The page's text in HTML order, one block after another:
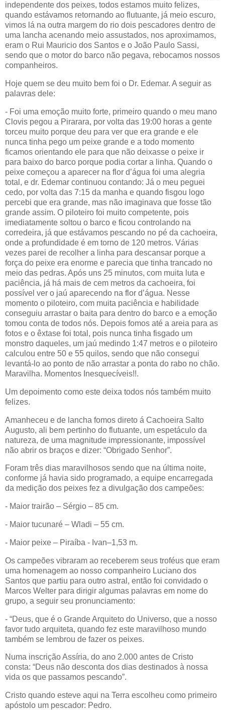
independente dos peixes, todos estamos muito felizes,
quando estávamos retornando ao flutuante, já meio escuro,
vimos lá na outra margem do rio dois pescadores dentro de
uma lancha acenando meio assustados, nos aproximamos,
eram o Rui Mauricio dos Santos e o João Paulo Sassi,
sendo que o motor do barco não pegava, rebocamos nossos
companheiros.
Hoje quem se deu muito bem foi o Dr. Edemar. A seguir as
palavras dele:
- Foi uma emoção muito forte, primeiro quando o meu mano
Clovis pegou a Pirarara, por volta das 19:00 horas a gente
torceu muito porque deu para ver que era grande e ele
nunca tinha pego um peixe grande e a todo momento
ficamos orientando ele para que não deixasse o peixe ir
para baixo do barco porque podia cortar a linha. Quando o
peixe começou a aparecer na flor d’água foi uma alegria
total, e dr. Edemar continuou contando: Já o meu peguei
cedo, por volta das 7:15 da manha e quando fisgou logo
percebi que era grande, mas não imaginava que fosse tão
grande assim. O piloteiro foi muito competente, pois
imediatamente soltou o barco e ficou controlando na
corredeira, já que estávamos pescando no pé da cachoeira,
onde a profundidade é em torno de 120 metros. Várias
vezes parei de recolher a linha para descansar porque a
força do peixe era enorme e parecia que tinha trancado no
meio das pedras. Após uns 25 minutos, com muita luta e
paciência, já há mais de cem metros da cachoeira, foi
possível ver o jaú aparecendo na flor d’água. Nesse
momento o piloteiro, com muita paciência e habilidade
conseguiu arrastar o baita para dentro do barco e a emoção
tomou conta de todos nós. Depois fomos até a areia para as
fotos e o êxtase foi total, pois nunca tinha fisgado um
monstro daqueles, um jaú medindo 1:47 metros e o piloteiro
calculou entre 50 e 55 quilos, sendo que não consegui
levantá-lo ao ponto de não arrastar a ponta do rabo no chão.
Maravilha. Momentos Inesquecíveis!!.
Um depoimento como este deixa todos nós também muito
felizes.
Amanheceu e de lancha fomos direto á Cachoeira Salto
Augusto, ali bem pertinho do flutuante, um espetáculo da
natureza, de uma magnitude impressionante, impossível
não abrir os braços e dizer: “Obrigado Senhor”.
Foram três dias maravilhosos sendo que na última noite,
conforme já havia sido programado, a equipe encarregada
da medição dos peixes fez a divulgação dos campeões:
- Maior trairão – Sérgio – 85 cm.
- Maior tucunaré – Wladi – 55 cm.
- Maior peixe – Piraíba - Ivan–1,53 m.
Os campeões vibraram ao receberem seus troféus que eram
uma homenagem ao nosso companheiro Luciano dos
Santos que partiu para outro astral, então foi convidado o
Marcos Welter para dirigir algumas palavras em nome do
grupo, a seguir seu pronunciamento:
- “Deus, que é o Grande Arquiteto do Universo, que a nosso
favor tudo arquiteta, quando fez este maravilhoso mundo
também se lembrou de fazer os peixes.
Numa inscrição Assíria, do ano 2.000 antes de Cristo
consta: “Deus não desconta dos dias destinados à nossa
vida os que passamos pescando”.
Cristo quando esteve aqui na Terra escolheu como primeiro
apóstolo um pescador: Pedro.